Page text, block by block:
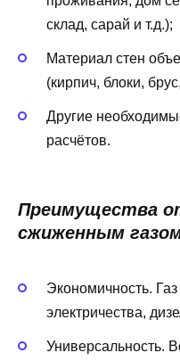
склад, сарай и т.д.);
Материал стен
(кирпич, блоки,
Другие
расчётов.
Преимущества
сжиженным
Экономичность.
электричества,
Универсальность.